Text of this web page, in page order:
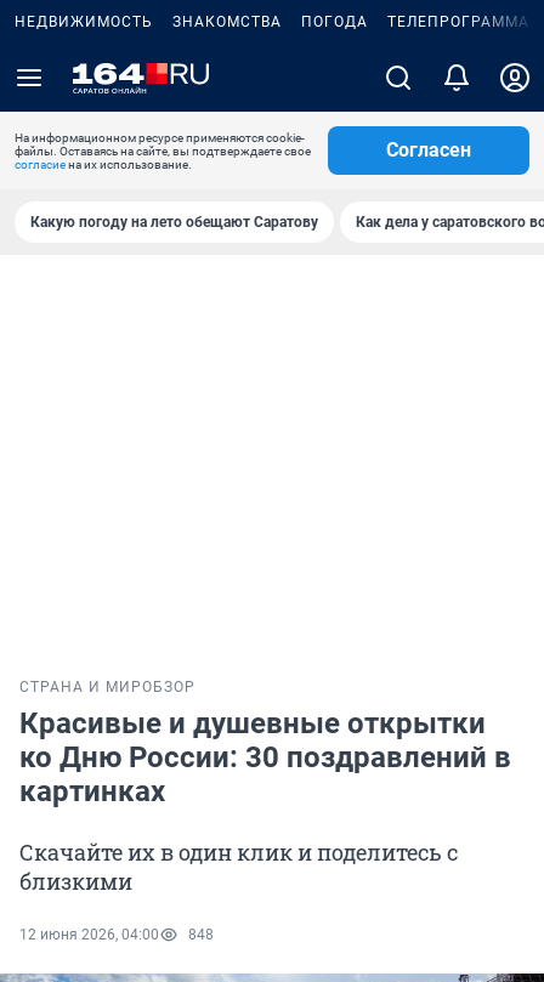
НЕДВИЖИМОСТЬ ЗНАКОМСТВА ПОГОДА ТЕЛЕПРОГРАММА
На информационном ресурсе применяются cookie-
файлы. Оставаясь на сайте, вы подтверждаете свое
согласиена их использование.
Согласен
Какую погоду на лето обещают Саратову Как дела у саратовского
СТРАНА И МИРОБЗОР
Красивые и душевные открытки
ко Дню России: 30 поздравлений в
картинках
Скачайте их в один клик и поделитесь с
близкими
12 июня 2026, 04:00 848